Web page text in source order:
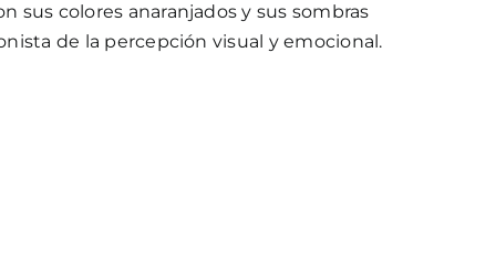
sus colores anaranjados y sus sombras
de la percepción visual y emocional.